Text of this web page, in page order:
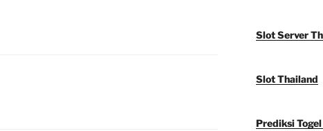
Slot Server
Slot Thailand
Prediksi